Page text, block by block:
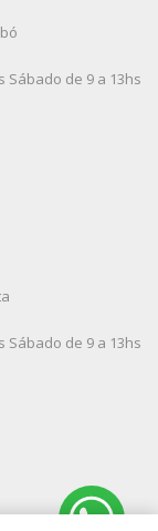
Sábado de 9 a 13hs
Sábado de 9 a 13hs